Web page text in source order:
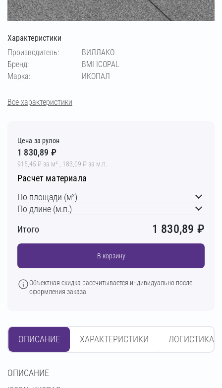
Характеристики
Производитель:
ВИЛЛАКО
Бренд:
BMI ICOPAL
Марка:
ИКОПАЛ
Все характеристики
Цена за рулон
1 830,89 ₽
915,45 ₽ за м² , 183,09 ₽ за м.п.
Расчет материала
По площади (м²)
По длине (м.п.)
Итого
1 830,89 ₽
В корзину
Объектная скидка рассчитывается индивидуально после
оформления заказа.
ОПИСАНИЕ ХАРАКТЕРИСТИКИ ЛОГИСТИКА
OПИСАНИЕ